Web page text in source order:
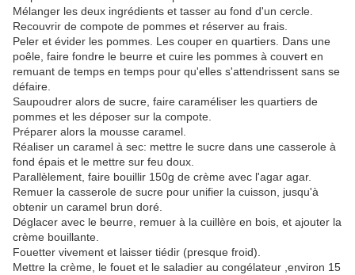
Mélanger les deux ingrédients et tasser au fond d'un cercle.
Recouvrir de compote de pommes et réserver au frais.
Peler et évider les pommes. Les couper en quartiers. Dans une
poêle, faire fondre le beurre et cuire les pommes à couvert en
remuant de temps en temps pour qu'elles s'attendrissent sans se
défaire.
Saupoudrer alors de sucre, faire caraméliser les quartiers de
pommes et les déposer sur la compote.
Préparer alors la mousse caramel.
Réaliser un caramel à sec: mettre le sucre dans une casserole à
fond épais et le mettre sur feu doux.
Parallèlement, faire bouillir 150g de crème avec l'agar agar.
Remuer la casserole de sucre pour unifier la cuisson, jusqu'à
obtenir un caramel brun doré.
Déglacer avec le beurre, remuer à la cuillère en bois, et ajouter la
crème bouillante.
Fouetter vivement et laisser tiédir (presque froid).
Mettre la crème, le fouet et le saladier au congélateur ,environ 15